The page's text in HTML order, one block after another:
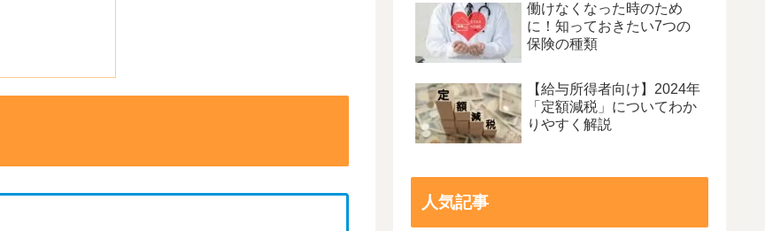
働けなくなった時のため
に！知っておきたい7つの
保険の種類
【給与所得者向け】2024年
「定額減税」についてわか
りやすく解説
人気記事